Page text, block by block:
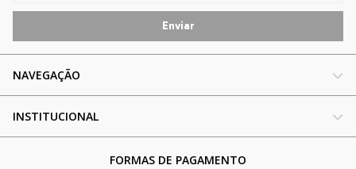
NAVEGAÇÃO
INSTITUCIONAL
FORMAS DE PAGAMENTO